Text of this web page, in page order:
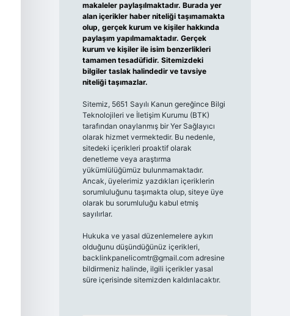
makaleler paylaşılmaktadır. Burada yer
alan içerikler haber niteliği taşımamakta
olup, gerçek kurum ve kişiler hakkında
paylaşım yapılmamaktadır. Gerçek
kurum ve kişiler ile isim benzerlikleri
tamamen tesadüfidir. Sitemizdeki
bilgiler taslak halindedir ve tavsiye
niteliği taşımazlar.
Sitemiz, 5651 Sayılı Kanun gereğince Bilgi
Teknolojileri ve İletişim Kurumu (BTK)
tarafından onaylanmış bir Yer Sağlayıcı
olarak hizmet vermektedir. Bu nedenle,
sitedeki içerikleri proaktif olarak
denetleme veya araştırma
yükümlülüğümüz bulunmamaktadır.
Ancak, üyelerimiz yazdıkları içeriklerin
sorumluluğunu taşımakta olup, siteye üye
olarak bu sorumluluğu kabul etmiş
sayılırlar.
Hukuka ve yasal düzenlemelere aykırı
olduğunu düşündüğünüz içerikleri,
backlinkpanelicomtr@gmail.comadresine
bildirmeniz halinde, ilgili içerikler yasal
süre içerisinde sitemizden kaldırılacaktır.